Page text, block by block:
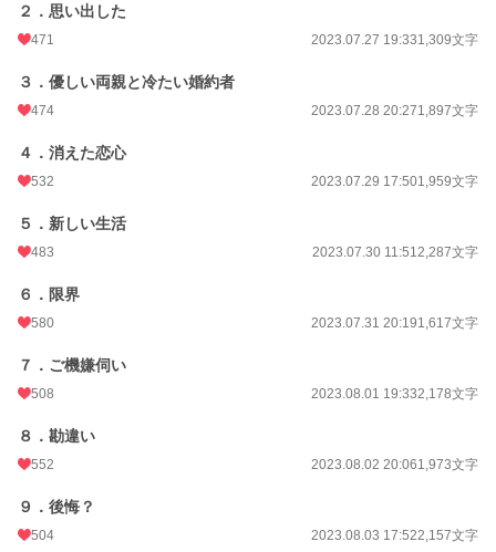
カクヨム様にも投稿しております。
※１０万文字を超えたので長編に変更しました。
お気に入り
24h.ポイント 411 pt
文字数
更新日時
初回公開日時
初回完結日時 2023.11.15 07:56
月間ポイント
２．思い出した
471 2023.07.27 19:331,309文字
３．優しい両親と冷たい婚約者
474 2023.07.28 20:271,897文字
４．消えた恋心
532 2023.07.29 17:501,959文字
５．新しい生活
483 2023.07.30 11:512,287文字
６．限界
580 2023.07.31 20:191,617文字
７．ご機嫌伺い
508 2023.08.01 19:332,178文字
８．勘違い
552 2023.08.02 20:061,973文字
９．後悔？
504 2023.08.03 17:522,157文字